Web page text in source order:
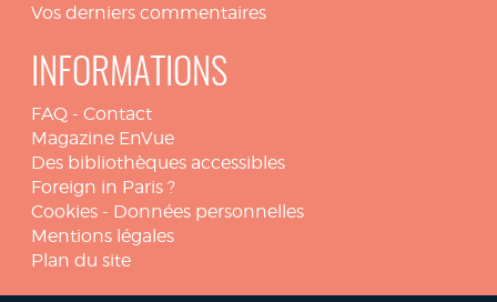
Vos derniers commentaires
INFORMATIONS
FAQ - Contact
Magazine EnVue
Des bibliothèques accessibles
Foreign in Paris ?
Cookies - Données personnelles
Mentions légales
Plan du site